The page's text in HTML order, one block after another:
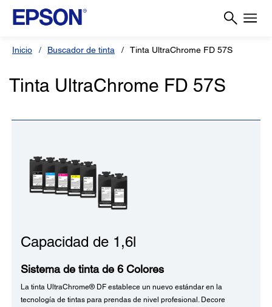
Inicio Buscador de tinta Tinta UltraChrome FD 57S
Tinta UltraChrome FD 57S
Capacidad de 1,6l
Sistema de tinta de 6 Colores
La tinta UltraChrome® DF establece un nuevo estándar en la
tecnología de tintas para prendas de nivel profesional. Decore